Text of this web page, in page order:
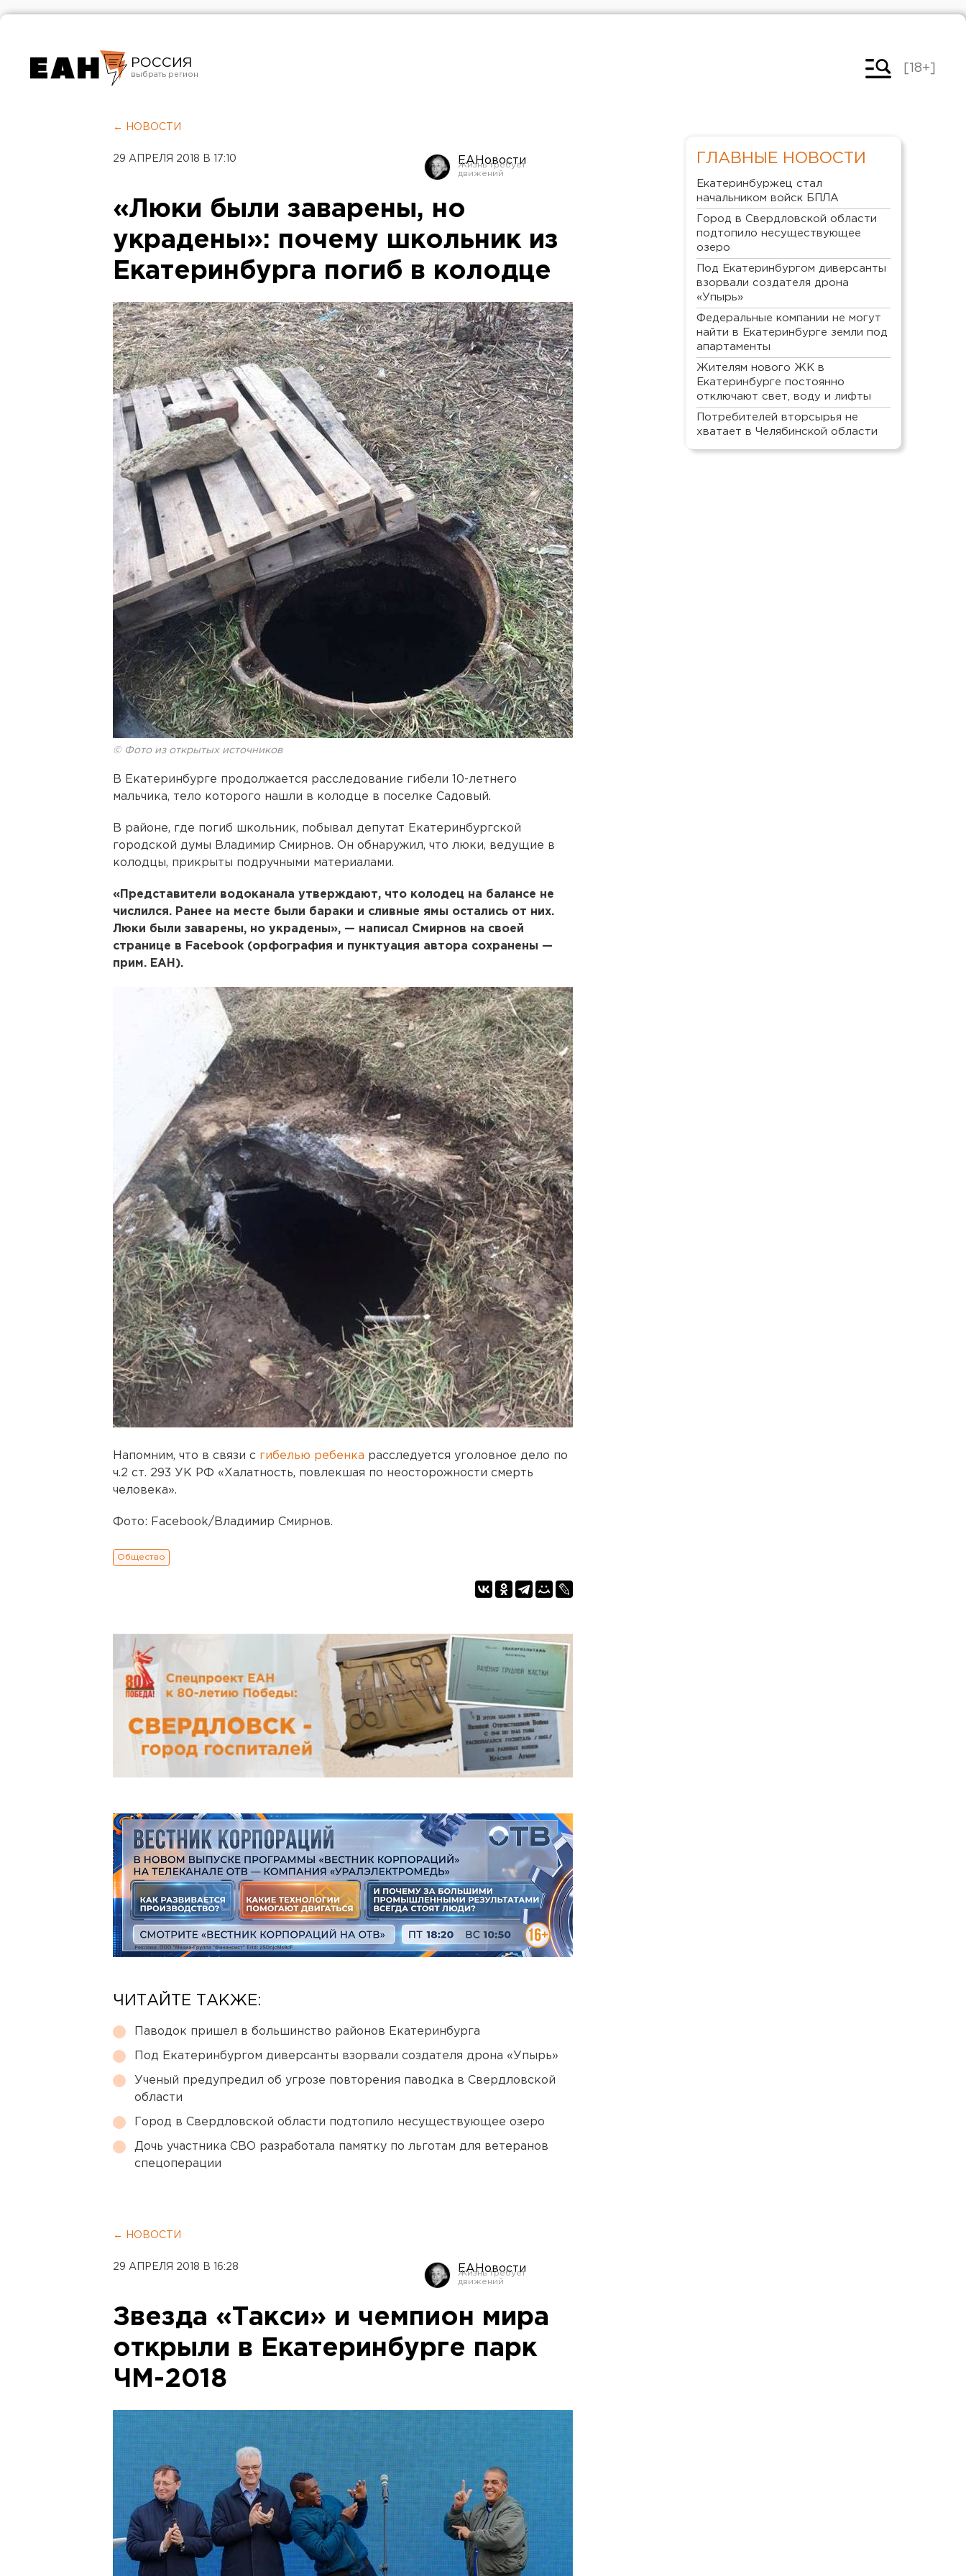
РОССИЯ
Челябинск
[18+]
← НОВОСТИ
29 АПРЕЛЯ 2018 В 17:10 ЕАНовости
«Люки были заварены, но
украдены»: почему школьник из
Екатеринбурга погиб в колодце
© Фото из открытых источников
В Екатеринбурге продолжается расследование гибели 10-летнего
мальчика, тело которого нашли в колодце в поселке Садовый.
В районе, где погиб школьник, побывал депутат Екатеринбургской
городской думы Владимир Смирнов. Он обнаружил, что люки, ведущие в
колодцы, прикрыты подручными материалами.
«Представители водоканала утверждают, что колодец на балансе не
числился. Ранее на месте были бараки и сливные ямы остались от них.
Люки были заварены, но украдены», — написал Смирнов на своей
странице в Facebook (орфография и пунктуация автора сохранены —
прим. ЕАН).
Напомним, что в связи с гибелью ребенка расследуется уголовное дело по
ч.2 ст. 293 УК РФ «Халатность, повлекшая по неосторожности смерть
человека».
Фото: Facebook/Владимир Смирнов.
Общество
ЧИТАЙТЕ ТАКЖЕ:
Паводок пришел в большинство районов Екатеринбурга
Под Екатеринбургом диверсанты взорвали создателя дрона «Упырь»
Ученый предупредил об угрозе повторения паводка в Свердловской
области
Город в Свердловской области подтопило несуществующее озеро
Дочь участника СВО разработала памятку по льготам для ветеранов
спецоперации
← НОВОСТИ
29 АПРЕЛЯ 2018 В 16:28 ЕАНовости
Звезда «Такси» и чемпион мира
открыли в Екатеринбурге парк
ЧМ-2018
ГЛАВНЫЕ НОВОСТИ
Екатеринбуржец стал
начальником войск БПЛА
Город в Свердловской области
подтопило несуществующее
озеро
Под Екатеринбургом диверсанты
взорвали создателя дрона
«Упырь»
Федеральные компании не могут
найти в Екатеринбурге земли под
апартаменты
Жителям нового ЖК в
Екатеринбурге постоянно
отключают свет, воду и лифты
Потребителей вторсырья не
хватает в Челябинской области